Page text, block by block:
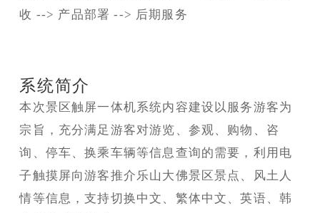
收 --> 产品部署 --> 后期服务
系统简介
本次景区触屏一体机系统内容建设以服务游客为
宗旨，充分满足游客对游览、参观、购物、咨
询、停车、换乘车辆等信息查询的需要，利用电
子触摸屏向游客推介乐山大佛景区景点、风土人
情等信息，支持切换中文、繁体中文、英语、韩